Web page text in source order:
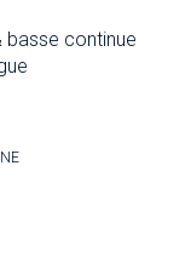
basse continue